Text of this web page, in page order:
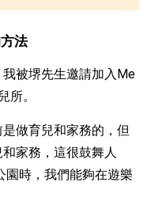
法
被堺先生邀請加入Me
所。
做育兒和家務的，但
家務，這很鼓舞人
園時，我們能夠在遊樂